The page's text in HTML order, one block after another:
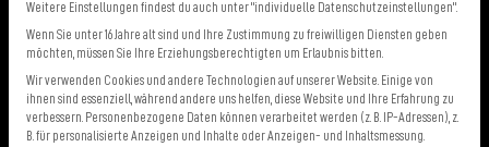
Weitere Einstellungen findest du auch unter "individuelle Datenschutzeinstellungen".
Wenn Sie unter 16 Jahre alt sind und Ihre Zustimmung zu freiwilligen Diensten geben
möchten, müssen Sie Ihre Erziehungsberechtigten um Erlaubnis bitten.
Wir verwenden Cookies und andere Technologien auf unserer Website. Einige von
ihnen sind essenziell, während andere uns helfen, diese Website und Ihre Erfahrung zu
verbessern. Personenbezogene Daten können verarbeitet werden (z. B. IP-Adressen), z.
B. für personalisierte Anzeigen und Inhalte oder Anzeigen- und Inhaltsmessung.